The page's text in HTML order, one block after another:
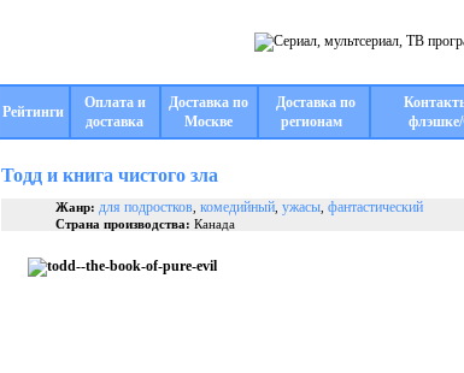
Рейтинги
Оплата и
доставка
Доставка по
Москве
Доставка по
регионам
Тодд и книга чистого зла
Жанр: для подростков, комедийный, ужасы, фантастический
Страна производства: Канада